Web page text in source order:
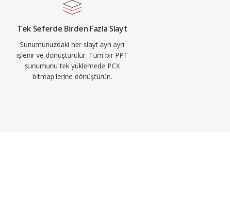
Tek Seferde Birden Fazla Slayt
Sunumunuzdaki her slayt ayrı ayrı
işlenir ve dönüştürülür. Tüm bir PPT
sunumunu tek yüklemede PCX
bitmap'lerine dönüştürün.